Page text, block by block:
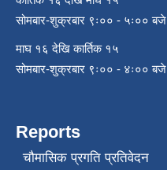
सोमबार-शुक्रबार ९ः०० - ५ः०० बजे
माघ १६ देखि कार्तिक १५
सोमबार-शुक्रबार ९ः०० - ४ः०० बजे
Reports
चौमासिक प्रगति प्रतिवेदन